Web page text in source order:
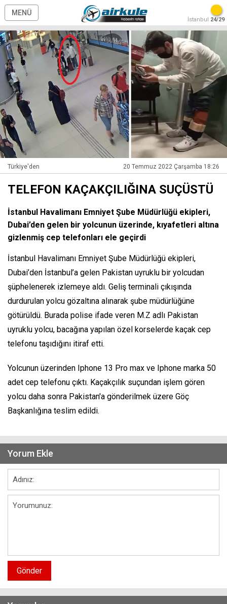
MENÜ
İstanbul 24/29
Türkiye'den 20 Temmuz 2022 Çarşamba 18:26
TELEFON KAÇAKÇILIĞINA SUÇÜSTÜ
İstanbul Havalimanı Emniyet Şube Müdürlüğü ekipleri,
Dubai’den gelen bir yolcunun üzerinde, kıyafetleri altına
gizlenmiş cep telefonları ele geçirdi
İstanbul Havalimanı Emniyet Şube Müdürlüğü ekipleri,
Dubai’den İstanbul’a gelen Pakistan uyruklu bir yolcudan
şüphelenerek izlemeye aldı. Geliş terminali çıkışında
durdurulan yolcu gözaltına alınarak şube müdürlüğüne
götürüldü. Burada polise ifade veren M.Z adlı Pakistan
uyruklu yolcu, bacağına yapılan özel korselerde kaçak cep
telefonu taşıdığını itiraf etti.
Yolcunun üzerinden Iphone 13 Pro max ve Iphone marka 50
adet cep telefonu çıktı. Kaçakçılık suçundan işlem gören
yolcu daha sonra Pakistan'a gönderilmek üzere Göç
Başkanlığına teslim edildi.
Yorum Ekle
Gönder